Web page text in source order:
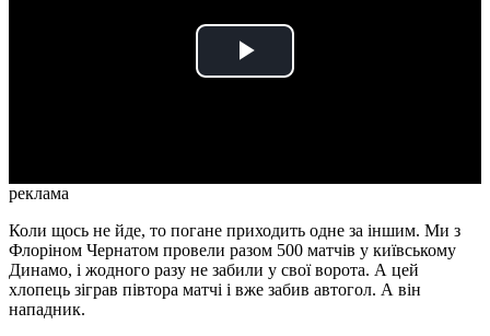
Play
реклама
Коли щось не йде, то погане приходить одне за іншим. Ми з
Флоріном Чернатом провели разом 500 матчів у київському
Динамо, і жодного разу не забили у свої ворота. А цей
хлопець зіграв півтора матчі і вже забив автогол. А він
нападник.